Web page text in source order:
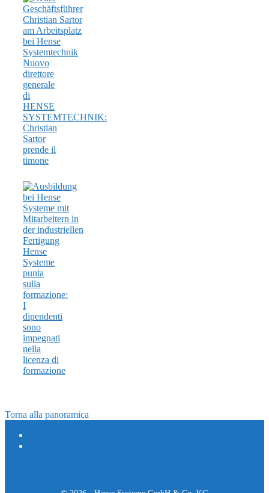
Nuovo
direttore
generale
di
HENSE
SYSTEMTECHNIK:
Christian
Sartor
prende il
timone
Hense
Systeme
punta
sulla
formazione:
I
dipendenti
sono
impegnati
nella
licenza di
formazione
Torna alla panoramica